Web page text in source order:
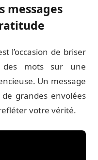
messages
l’occasion de briser
mots sur une
Un message
grandes envolées
votre vérité.